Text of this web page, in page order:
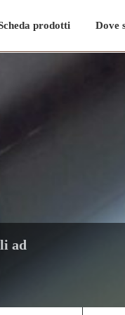
prodotti Dove
certificati Oeko-